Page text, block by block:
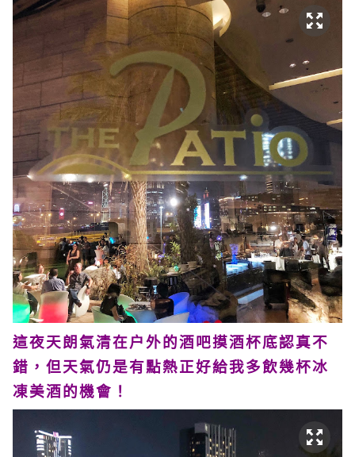
這夜天朗氣清在户外的酒吧摸酒杯底認真不
錯，但天氣仍是有點熱正好給我多飲幾杯冰
凍美酒的機會！